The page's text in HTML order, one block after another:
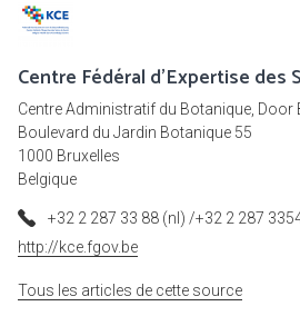
Centre Fédéral d'Expertise des
Centre Administratif du Botanique, Door
Boulevard du Jardin Botanique 55
1000 Bruxelles
Belgique
+32 2 287 33 88 (nl) /+32 2 287
http://kce.fgov.be
Tous les articles de cette source